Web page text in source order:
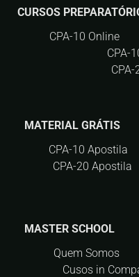
CURSOS
CPA-10 Online
CPA-
MATERIAL GRÁTIS
CPA-10 Apostila
CPA-20 Apostila
MASTER SCHOOL
Quem Somos
Cusos in